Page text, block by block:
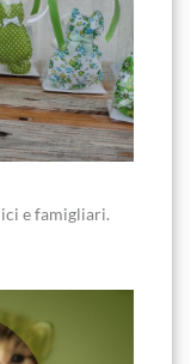
e famigliari.